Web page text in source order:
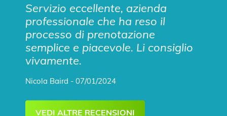
Servizio eccellente, azienda
professionale che ha reso il
processo di prenotazione
semplice e piacevole. Li consiglio
vivamente.
Nicola Baird - 07/01/2024
VEDI ALTRE RECENSIONI